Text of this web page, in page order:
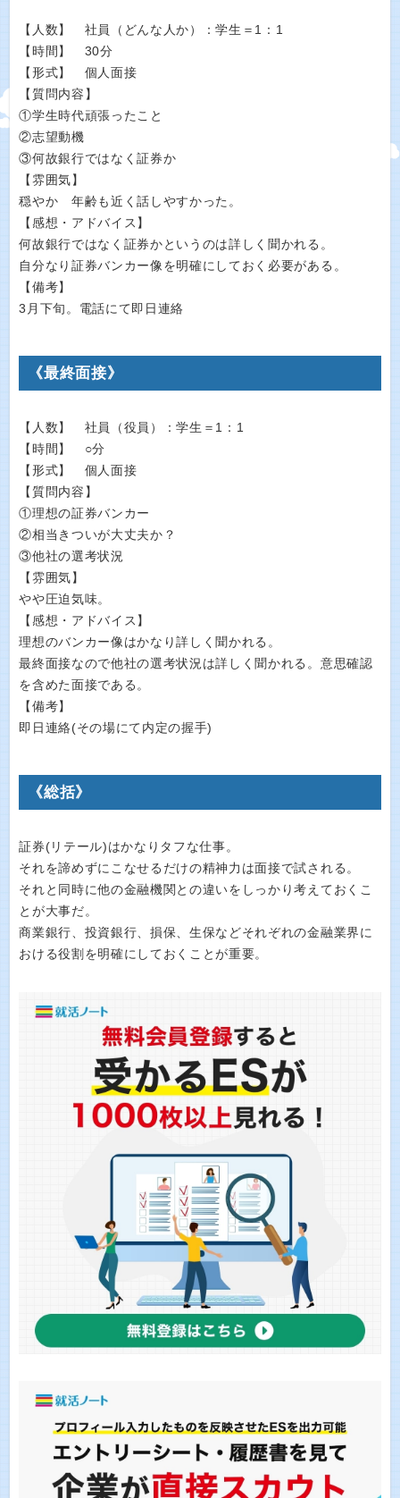
【人数】 社員（どんな人か）：学生＝1：1
【時間】 30分
【形式】 個人面接
【質問内容】
①学生時代頑張ったこと
②志望動機
③何故銀行ではなく証券か
【雰囲気】
穏やか 年齢も近く話しやすかった。
【感想・アドバイス】
何故銀行ではなく証券かというのは詳しく聞かれる。
自分なり証券バンカー像を明確にしておく必要がある。
【備考】
3月下旬。電話にて即日連絡
《最終面接》
【人数】 社員（役員）：学生＝1：1
【時間】 ○分
【形式】 個人面接
【質問内容】
①理想の証券バンカー
②相当きついが大丈夫か？
③他社の選考状況
【雰囲気】
やや圧迫気味。
【感想・アドバイス】
理想のバンカー像はかなり詳しく聞かれる。
最終面接なので他社の選考状況は詳しく聞かれる。意思確認
を含めた面接である。
【備考】
即日連絡(その場にて内定の握手)
《総括》
証券(リテール)はかなりタフな仕事。
それを諦めずにこなせるだけの精神力は面接で試される。
それと同時に他の金融機関との違いをしっかり考えておくこ
とが大事だ。
商業銀行、投資銀行、損保、生保などそれぞれの金融業界に
おける役割を明確にしておくことが重要。